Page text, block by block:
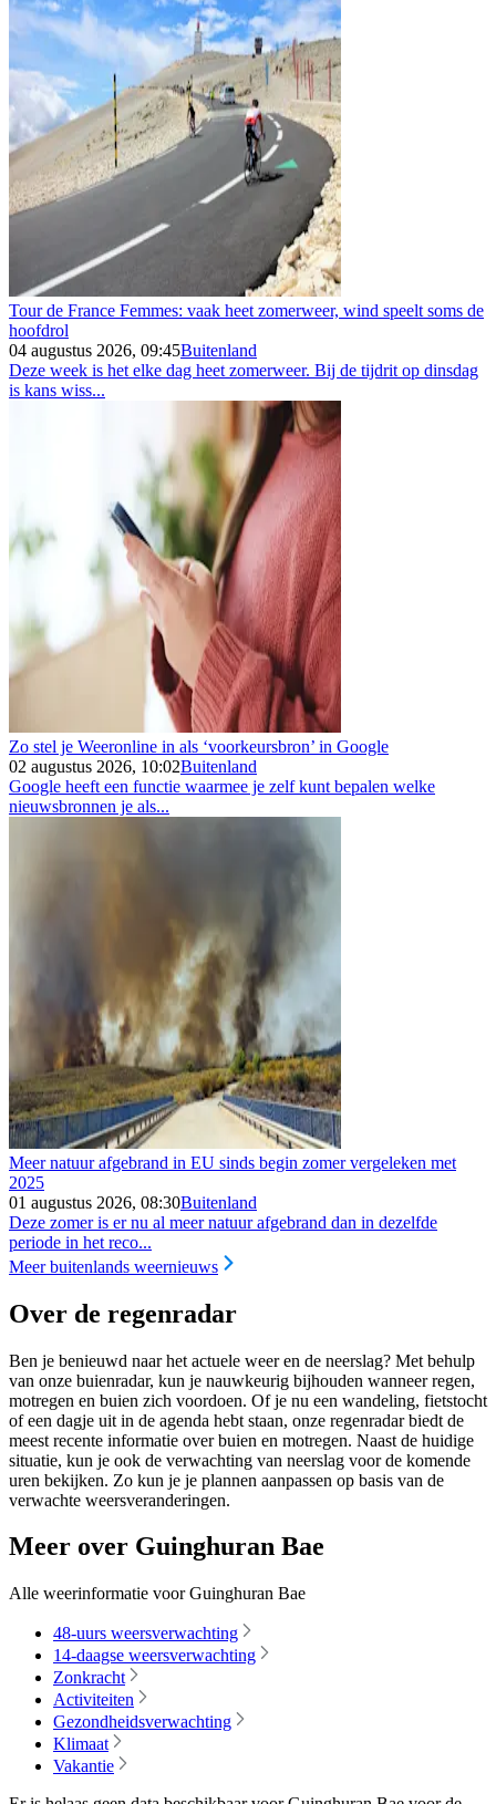
Tour de France Femmes: vaak heet zomerweer, wind speelt soms de
hoofdrol
04 augustus 2026, 09:45Buitenland
Deze week is het elke dag heet zomerweer. Bij de tijdrit op dinsdag
is kans wiss...
Zo stel je Weeronline in als ‘voorkeursbron’ in Google
02 augustus 2026, 10:02Buitenland
Google heeft een functie waarmee je zelf kunt bepalen welke
nieuwsbronnen je als...
Meer natuur afgebrand in EU sinds begin zomer vergeleken met
2025
01 augustus 2026, 08:30Buitenland
Deze zomer is er nu al meer natuur afgebrand dan in dezelfde
periode in het reco...
Meer buitenlands weernieuws
Over de regenradar
Ben je benieuwd naar het actuele weer en de neerslag? Met behulp
van onze buienradar, kun je nauwkeurig bijhouden wanneer regen,
motregen en buien zich voordoen. Of je nu een wandeling, fietstocht
of een dagje uit in de agenda hebt staan, onze regenradar biedt de
meest recente informatie over buien en motregen. Naast de huidige
situatie, kun je ook de verwachting van neerslag voor de komende
uren bekijken. Zo kun je je plannen aanpassen op basis van de
verwachte weersveranderingen.
Meer over Guinghuran Bae
Alle weerinformatie voor Guinghuran Bae
48-uurs weersverwachting
14-daagse weersverwachting
Zonkracht
Activiteiten
Gezondheidsverwachting
Klimaat
Vakantie